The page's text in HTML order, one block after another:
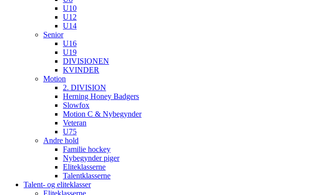
U10
U12
U14
Senior
U16
U19
DIVISIONEN
KVINDER
Motion
2. DIVISION
Herning Honey Badgers
Slowfox
Motion C & Nybegynder
Veteran
U75
Andre hold
Familie hockey
Nybegynder piger
Eliteklasserne
Talentklasserne
Talent- og eliteklasser
Eliteklasserne